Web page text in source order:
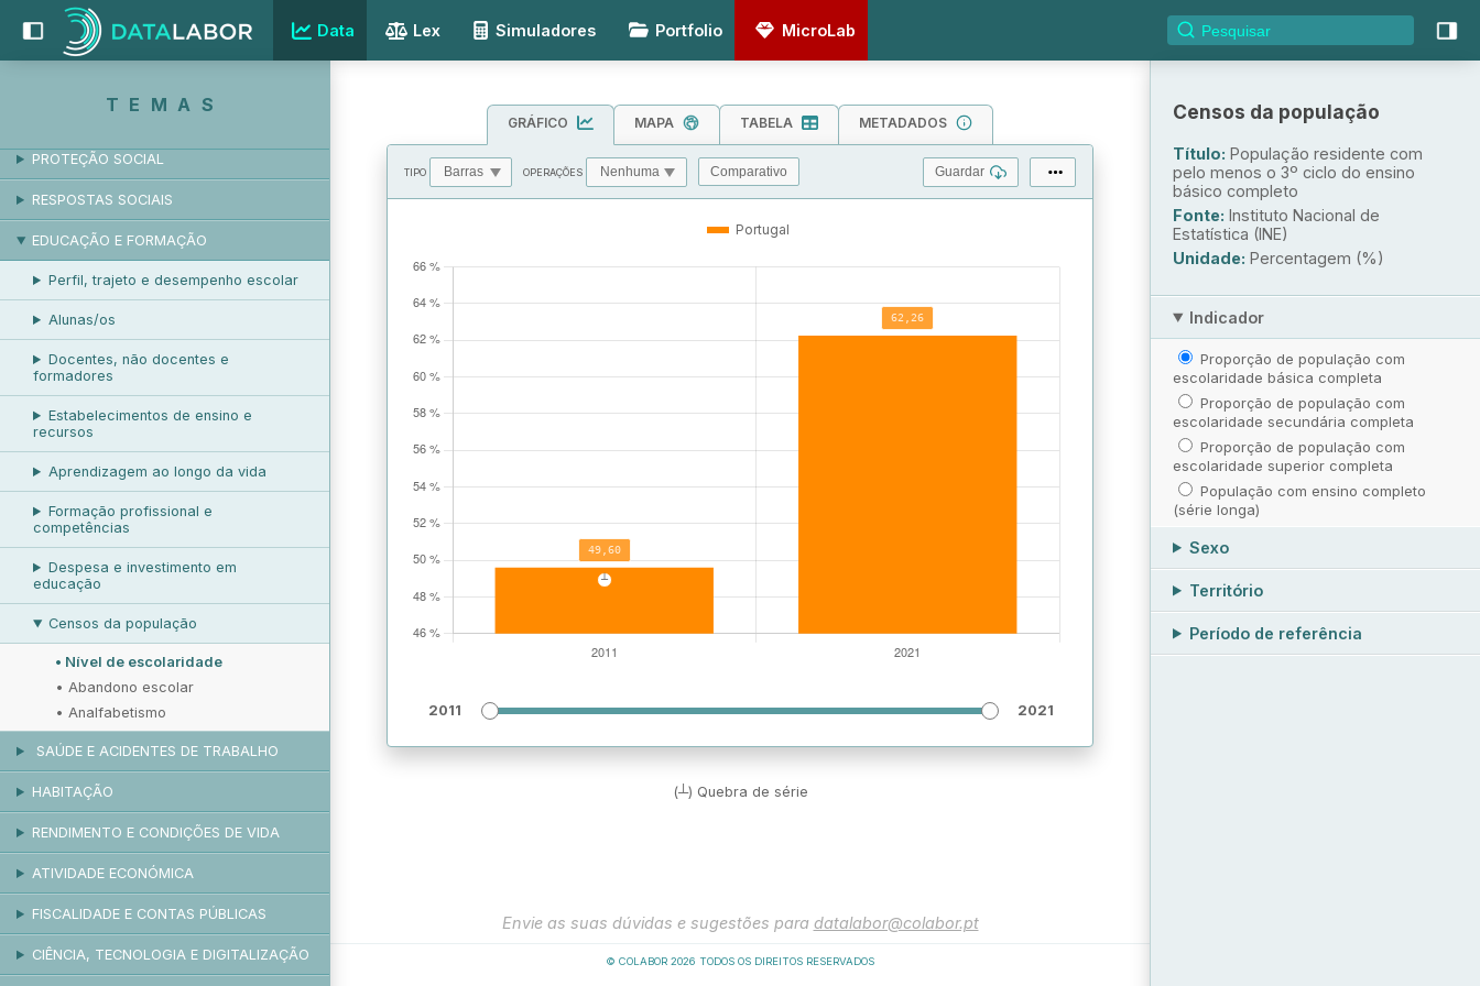
Data Lex Simuladores Portfolio MicroLab
TEMAS
EMPREGO E DESEMPREGO
PROTEÇÃO SOCIAL
RESPOSTAS SOCIAIS
EDUCAÇÃO E FORMAÇÃO
Perfil, trajeto e desempenho escolar
Alunas/os
Docentes, não docentes e
formadores
Estabelecimentos de ensino e
recursos
Aprendizagem ao longo da vida
Formação profissional e
competências
Despesa e investimento em
educação
Censos da população
• Nível de escolaridade
• Abandono escolar
• Analfabetismo
SAÚDE E ACIDENTES DE TRABALHO
HABITAÇÃO
RENDIMENTO E CONDIÇÕES DE VIDA
ATIVIDADE ECONÓMICA
FISCALIDADE E CONTAS PÚBLICAS
CIÊNCIA, TECNOLOGIA E DIGITALIZAÇÃO
GRÁFICO MAPA TABELA METADADOS
TIPO OPERAÇÕES Comparativo Guardar
Portugal
2011 2021
(┴) Quebra de série
Envie as suas dúvidas e sugestões para datalabor@colabor.pt
© COLABOR 2026 TODOS OS DIREITOS RESERVADOS
Censos da população
Título: População residente com
pelo menos o 3º ciclo do ensino
básico completo
Fonte: Instituto Nacional de
Estatística (INE)
Unidade: Percentagem (%)
Indicador
Proporção de população com
escolaridade básica completa
Proporção de população com
escolaridade secundária completa
Proporção de população com
escolaridade superior completa
População com ensino completo
(série longa)
Sexo
Território
Período de referência